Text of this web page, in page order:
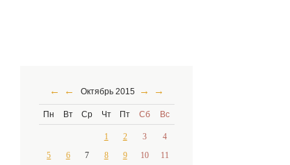
← ← Октябрь 2015 → →
Пн Вт Ср Чт Пт Сб Вс
1 2 3
4
5
6 7 8 9 10
11